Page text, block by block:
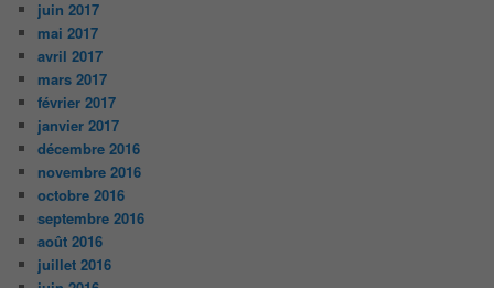
juin 2017
mai 2017
avril 2017
mars 2017
février 2017
janvier 2017
décembre 2016
novembre 2016
octobre 2016
septembre 2016
août 2016
juillet 2016